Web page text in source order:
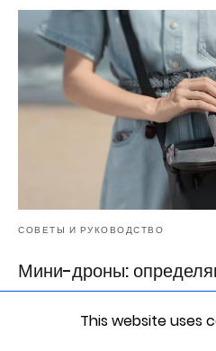
СОВЕТЫ И РУКОВОДСТВО
Мини-дроны:
При огромном количестве
для дронов, здесь мы приводим
6 месяцев agoThis website uses